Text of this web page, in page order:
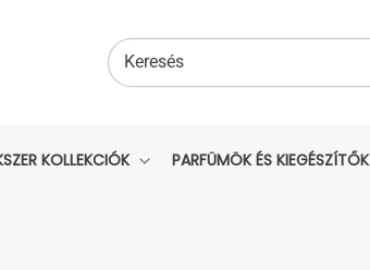
Keresés
KOLLEKCIÓK PARFÜMÖK ÉS KIEGÉSZÍTŐK